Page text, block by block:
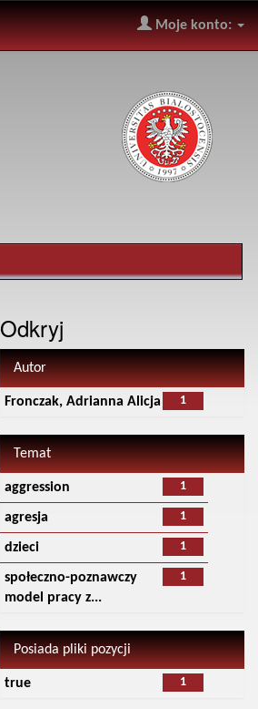
Moje konto:
Odkryj
Autor
1
Fronczak, Adrianna Alicja
Temat
1
aggression
1
agresja
1
dzieci
1
społeczno-poznawczy
model pracy z...
Posiada pliki pozycji
1
true